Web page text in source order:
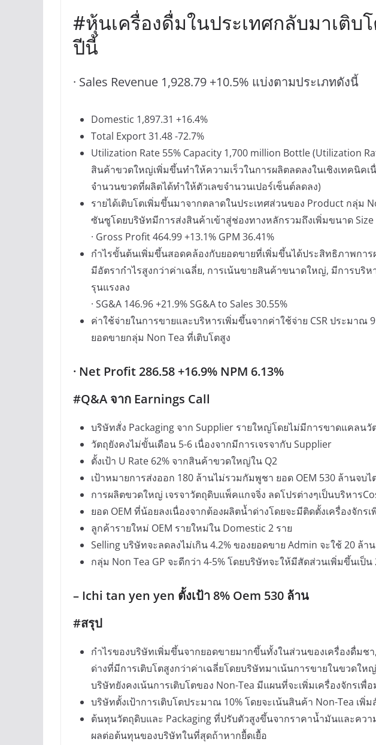
#หุ้นเครื่องดื่มในประเทศกลับมาเติบ
ปีนี้
· Sales Revenue 1,928.79 +10.5% แบ่งตามประเภทดังนี้
Domestic 1,897.31 +16.4%
Total Export 31.48 -72.7%
Utilization Rate 55% Capacity 1,700 million Bottle (Utilization
สินค้าขวดใหญ่เพิ่มขึ้นทำให้ความเร็วในการผลิตลดลงในเชิงเทคนิคเ
จำนวนขวดที่ผลิตได้ทำให้ตัวเลขจำนวนเปอร์เซ็นต์ลดลง)
รายได้เติบโตเพิ่มขึ้นมาจากตลาดในประเทศส่วนของ Product กลุ่ม
ซันซูโดยบริษัทมีการส่งสินค้าเข้าสู่ช่องทางหลักรวมถึงเพิ่มขนาด
· Gross Profit 464.99 +13.1% GPM 36.41%
กำไรขั้นต้นเพิ่มขึ้นสอดคล้องกับยอดขายที่เพิ่มขึ้นได้ประสิทธิภาพการ
มีอัตรากำไรสูงกว่าค่าเฉลี่ย, การเน้นขายสินค้าขนาดใหญ่, มีการบริ
รุนแรงลง
· SG&A 146.96 +21.9% SG&A to Sales 30.55%
ค่าใช้จ่ายในการขายและบริหารเพิ่มขึ้นจากค่าใช้จ่าย CSR ประมาณ
ยอดขายกลุ่ม Non Tea ที่เติบโตสูง
· Net Profit 286.58 +16.9% NPM 6.13%
#Q&A จาก Earnings Call
บริษัทสั่ง Packaging จาก Supplier รายใหญ่โดยไม่มีการขาดแคลนวั
วัตถุยังคงไม่ขั้นเดือน 5-6 เนื่องจากมีการเจรจากับ Supplier
ตั้งเป้า U Rate 62% จากสินค้าขวดใหญ่ใน Q2
เป้าหมายการส่งออก 180 ล้านไม่รวมกัมพูชา ยอด OEM 530 ล้านจบ
การผลิตขวดใหญ่ เจรจาวัตถุดิบแพ็คแกจจิ่ง ลดโปรต่างๆเป็นบริหาร
ยอด OEM ที่น้อยลงเนื่องจากต้องผลิตน้ำด่างโดยจะมีติดตั้งเครื่องจักรเ
ลูกค้ารายใหม่ OEM รายใหม่ใน Domestic 2 ราย
Selling บริษัทจะลดลงไม่เกิน 4.2% ของยอดขาย Admin จะใช้ 20 ล้า
กลุ่ม Non Tea GP จะดีกว่า 4-5% โดยบริษัทจะให้มีสัดส่วนเพิ่มขึ้นเป็น
– Ichi tan yen yen ตั้งเป้า 8% Oem 530 ล้าน
#สรุป
กำไรของบริษัทเพิ่มขึ้นจากยอดขายมากขึ้นทั้งในส่วนของเครื่องดื่มชา,
ด่างที่มีการเติบโตสูงกว่าค่าเฉลี่ยโดยบริษัทมาเน้นการขายในขวดใ
บริษัทยังคงเน้นการเติบโตของ Non-Tea มีแผนที่จะเพิ่มเครื่องจักรเพื่
บริษัทตั้งเป้าการเติบโตประมาณ 10% โดยจะเน้นสินค้า Non-Tea เพิ่
ต้นทุนวัตถุดิบและ Packaging ที่ปรับตัวสูงขึ้นจากราคาน้ำมันและควา
ผลต่อต้นทุนของบริษัทในที่สุดถ้าหากยื้ดเยื้อ